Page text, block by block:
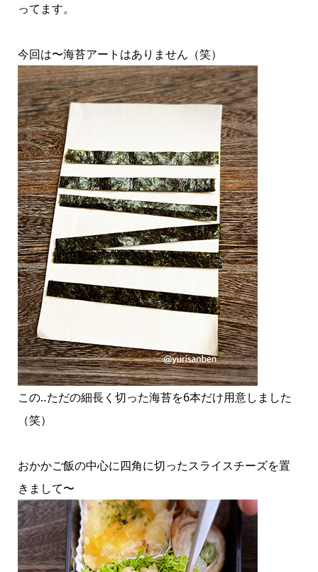
ってます。
今回は〜海苔アートはありません（笑）
この‥ただの細長く切った海苔を6本だけ用意しました
（笑）
おかかご飯の中心に四角に切ったスライスチーズを置
きまして〜